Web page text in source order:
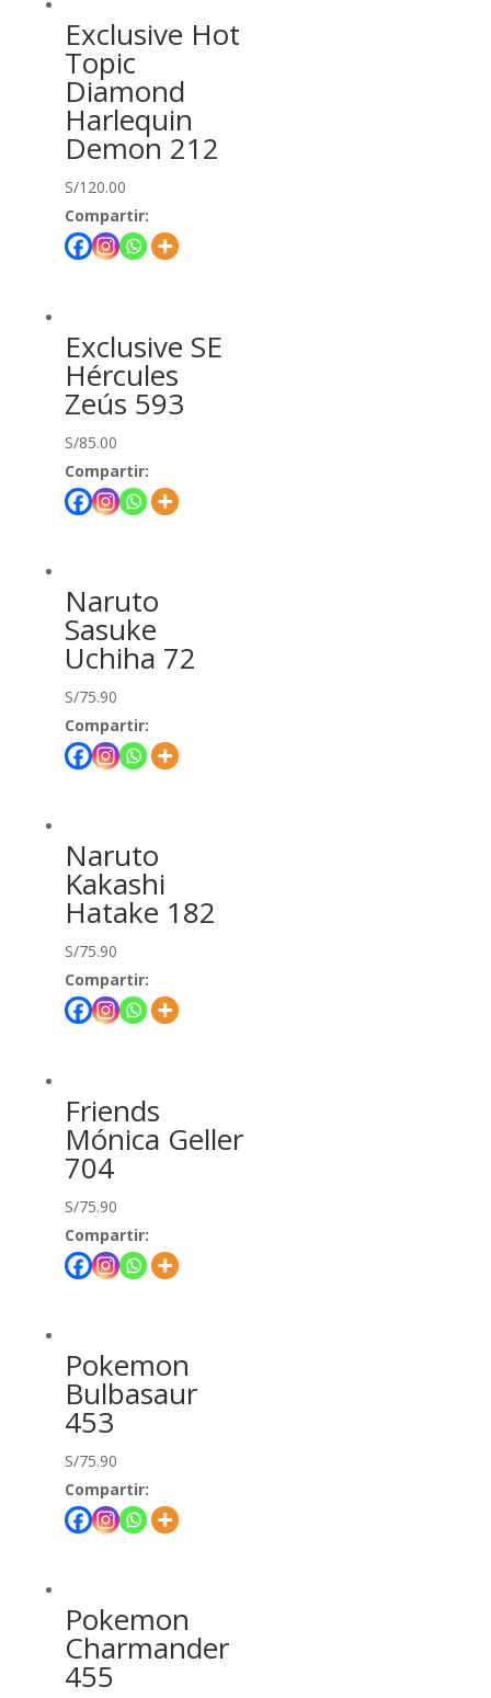
Exclusive Hot
Topic
Diamond
Harlequin
Demon 212
S/120.00
Compartir:
Exclusive SE
Hércules
Zeús 593
S/85.00
Compartir:
Naruto
Sasuke
Uchiha 72
S/75.90
Compartir:
Naruto
Kakashi
Hatake 182
S/75.90
Compartir:
Friends
Mónica Geller
704
S/75.90
Compartir:
Pokemon
Bulbasaur
453
S/75.90
Compartir:
Pokemon
Charmander
455